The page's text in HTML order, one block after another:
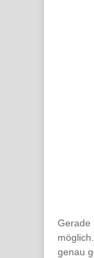
Gerade
genau